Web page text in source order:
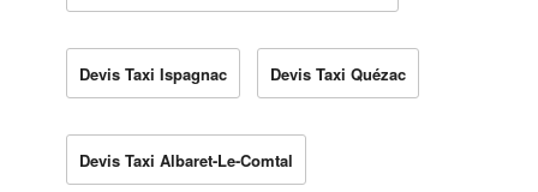
Devis Taxi Ispagnac Devis Taxi Quézac
Devis Taxi Albaret-Le-Comtal